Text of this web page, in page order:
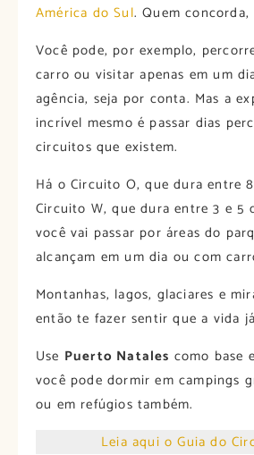
América do Sul. Quem concorda,
Você pode, por exemplo,
carro ou visitar apenas em um
agência, seja por conta. Mas a
incrível mesmo é passar dias
circuitos que existem.
Há o Circuito O, que dura entre
Circuito W, que dura entre 3 e 5
você vai passar por áreas do
alcançam em um dia ou com
Montanhas, lagos, glaciares e
então te fazer sentir que a vida
Use Puerto Natales como base
você pode dormir em campings
ou em refúgios também.
Leia aqui o Guia do